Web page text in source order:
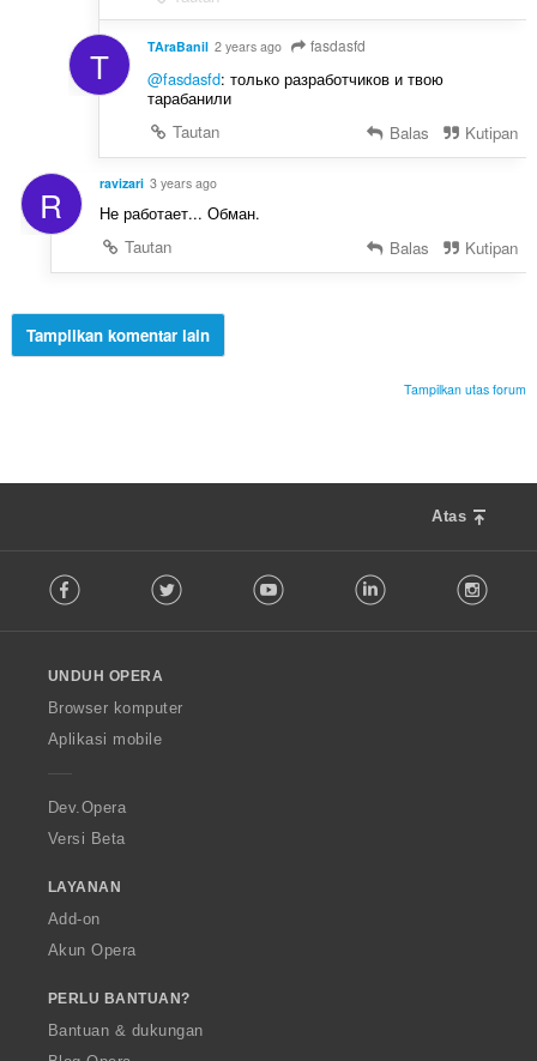
T TAraBanil 2 years ago fasdasfd
@fasdasfd: только разработчиков и твою
тарабанили
Tautan
Balas Kutipan
R ravizari 3 years ago
Не работает... Обман.
Tautan
Balas Kutipan
Tampilkan komentar lain
Tampilkan utas forum
Atas
o
w
O
p
a
Facebook Twitter Youtube LinkedIn
UNDUH OPERA
Browser komputer
Aplikasi mobile
Dev.Opera
Versi Beta
LAYANAN
Add-on
Akun Opera
PERLU BANTUAN?
Bantuan & dukungan